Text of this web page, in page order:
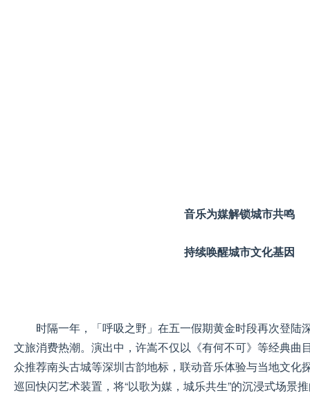
音乐为媒解锁城市共鸣
持续唤醒城市文化基因
时隔一年，「呼吸之野」在五一假期黄金时段再次登陆
文旅消费热潮。演出中，许嵩不仅以《有何不可》等经典曲
众推荐南头古城等深圳古韵地标，联动音乐体验与当地文化
巡回快闪艺术装置，将“以歌为媒，城乐共生”的沉浸式场景